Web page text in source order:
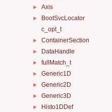
► Axis
►
BootSvcLocator
c_opt_t
► ContainerSection
► DataHandle
► fullMatch_t
► Generic1D
► Generic2D
► Generic3D
► Histo1DDef